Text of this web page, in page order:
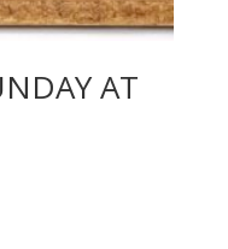
AT